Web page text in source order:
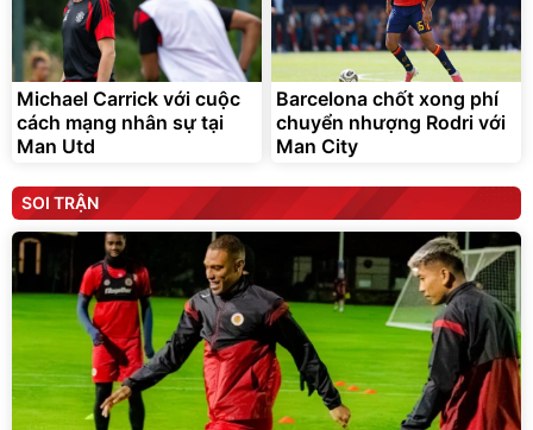
Michael Carrick với cuộc
cách mạng nhân sự tại
Man Utd
Barcelona chốt xong phí
chuyển nhượng Rodri với
Man City
SOI TRẬN